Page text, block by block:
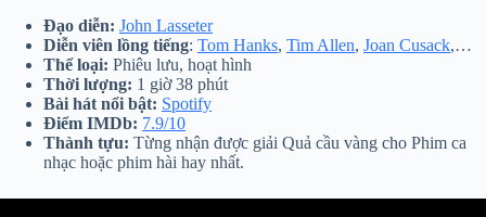
Đạo diễn: John Lasseter
Diễn viên lồng tiếng: Tom Hanks, Tim Allen, Joan Cusack,…
Thể loại: Phiêu lưu, hoạt hình
Thời lượng: 1 giờ 38 phút
Bài hát nổi bật: Spotify
Điểm IMDb: 7.9/10
Thành tựu: Từng nhận được giải Quả cầu vàng cho Phim ca
nhạc hoặc phim hài hay nhất.